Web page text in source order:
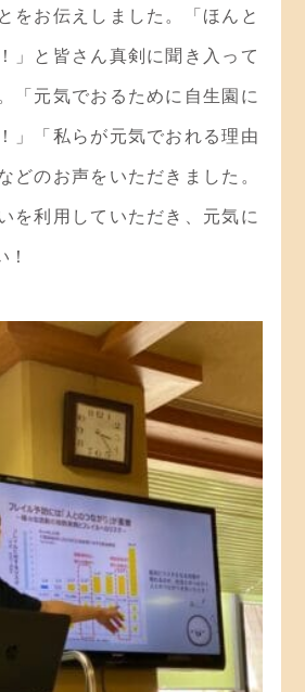
をお伝えしました。「ほんと
」と皆さん真剣に聞き入って
「元気でおるために自生園に
」「私らが元気でおれる理由
どのお声をいただきました。
を利用していただき、元気に